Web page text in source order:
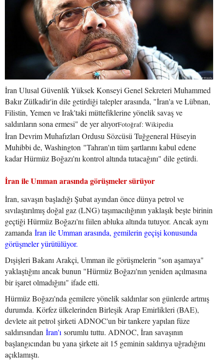
İran Ulusal Güvenlik Yüksek Konseyi Genel Sekreteri Muhammed
Bakır Zülkadir'in dile getirdiği talepler arasında, "İran'a ve Lübnan,
Filistin, Yemen ve Irak'taki müttefiklerine yönelik savaş ve
saldırıların sona ermesi" de yer alıyorFotoğraf: Wikipedia
İran Devrim Muhafızları Ordusu Sözcüsü Tuğgeneral Hüseyin
Muhibbi de, Washington "Tahran'ın tüm şartlarını kabul edene
kadar Hürmüz Boğazı'nı kontrol altında tutacağını" dile getirdi.
İran ile Umman arasında görüşmeler sürüyor
İran, savaşın başladığı Şubat ayından önce dünya petrol ve
sıvılaştırılmış doğal gaz (LNG) taşımacılığının yaklaşık beşte birinin
geçtiği Hürmüz Boğazı'nı fiilen abluka altında tutuyor. Ancak aynı
zamanda İran ile Umman arasında, gemilerin geçişi konusunda
görüşmeler yürütülüyor.
Dışişleri Bakanı Arakçi, Umman ile görüşmelerin "son aşamaya"
yaklaştığını ancak bunun "Hürmüz Boğazı'nın yeniden açılmasına
bir işaret olmadığını" ifade etti.
Hürmüz Boğazı'nda gemilere yönelik saldırılar son günlerde artmış
durumda. Körfez ülkelerinden Birleşik Arap Emirlikleri (BAE),
devlete ait petrol şirketi ADNOC'un bir tankere yapılan füze
saldırısından İran'ı sorumlu tuttu. ADNOC, İran savaşının
başlangıcından bu yana şirkete ait 15 geminin saldırıya uğradığını
açıklamıştı.